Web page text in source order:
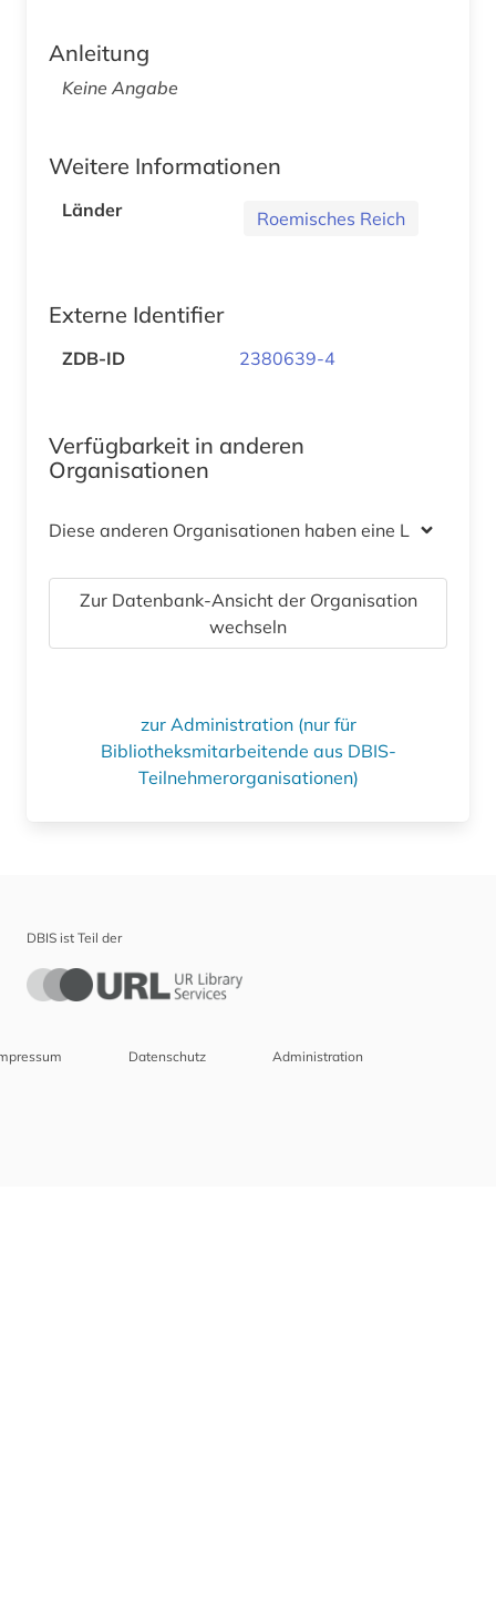
Anleitung
Keine Angabe
Weitere Informationen
Länder Roemisches Reich
Externe Identifier
ZDB-ID 2380639-4
Verfügbarkeit in anderen
Organisationen
Diese anderen Organisationen haben eine Lizenz
Zur Datenbank-Ansicht der Organisation
wechseln
zur Administration (nur für
Bibliotheksmitarbeitende aus DBIS-
Teilnehmerorganisationen)
DBIS ist Teil der
Datenschutz Administration